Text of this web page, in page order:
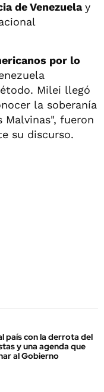
de Venezuelay
por lo
Milei llegó
la soberanía
fueron
su discurso.
país con la derrota del
y una agenda que
al Gobierno